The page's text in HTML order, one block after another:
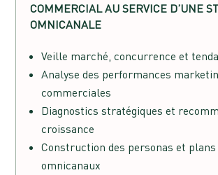
COMMERCIAL AU SERVICE D’UNE
OMNICANALE
Veille marché, concurrence et
Analyse des performances
commerciales
Diagnostics stratégiques et
croissance
Construction des personas et plans
omnicanaux